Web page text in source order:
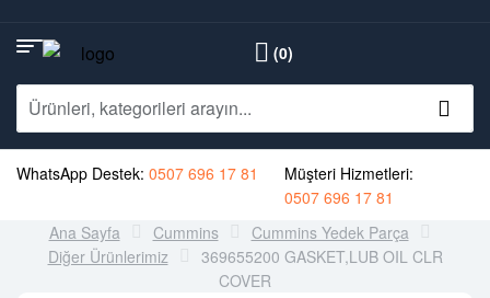
(0)
WhatsApp Destek: 0507 696 17 81
Müşteri Hizmetleri:
0507 696 17 81
Ana Sayfa
Cummins
Cummins Yedek Parça
Diğer Ürünlerimiz
369655200 GASKET,LUB OIL CLR
COVER